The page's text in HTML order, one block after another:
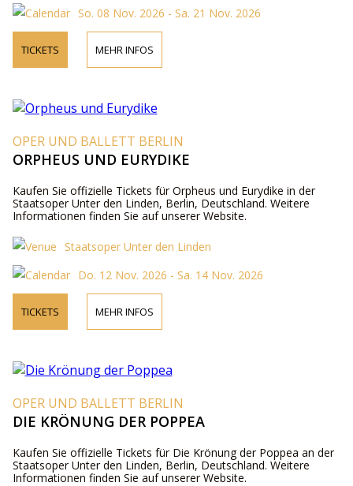
So. 08 Nov. 2026 - Sa. 21 Nov. 2026
TICKETS MEHR INFOS
OPER UND BALLETT BERLIN
ORPHEUS UND EURYDIKE
Kaufen Sie offizielle Tickets für Orpheus und Eurydike in der
Staatsoper Unter den Linden, Berlin, Deutschland. Weitere
Informationen finden Sie auf unserer Website.
Staatsoper Unter den Linden
Do. 12 Nov. 2026 - Sa. 14 Nov. 2026
TICKETS MEHR INFOS
OPER UND BALLETT BERLIN
DIE KRÖNUNG DER POPPEA
Kaufen Sie offizielle Tickets für Die Krönung der Poppea an der
Staatsoper Unter den Linden, Berlin, Deutschland. Weitere
Informationen finden Sie auf unserer Website.